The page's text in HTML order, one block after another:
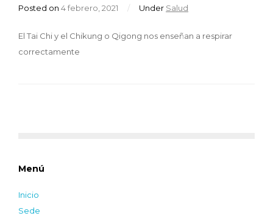
Posted on 4 febrero, 2021 / Under Salud
El Tai Chi y el Chikung o Qigong nos enseñan a respirar
correctamente
Menú
Inicio
Sede